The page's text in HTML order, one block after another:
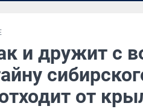
и дружит с
от